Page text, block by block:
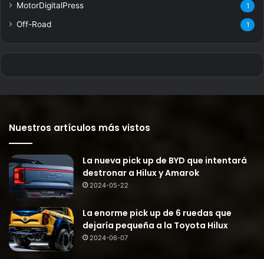
MotorDigitalPress 1
Off-Road 1
Nuestros artículos más vistos
La nueva pick up de BYD que intentará
destronar a Hilux y Amarok
2024-05-22
La enorme pick up de 6 ruedas que
dejaría pequeña a la Toyota Hilux
2024-06-07